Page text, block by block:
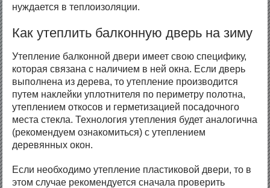
нуждается в теплоизоляции.
Как утеплить балконную дверь на зиму
Утепление балконной двери имеет свою специфику,
которая связана с наличием в ней окна. Если дверь
выполнена из дерева, то утепление производится
путем наклейки уплотнителя по периметру полотна,
утеплением откосов и герметизацией посадочного
места стекла. Технология утепления будет аналогична
(рекомендуем ознакомиться) с утеплением
деревянных окон.
Если необходимо утепление пластиковой двери, то в
этом случае рекомендуется сначала проверить